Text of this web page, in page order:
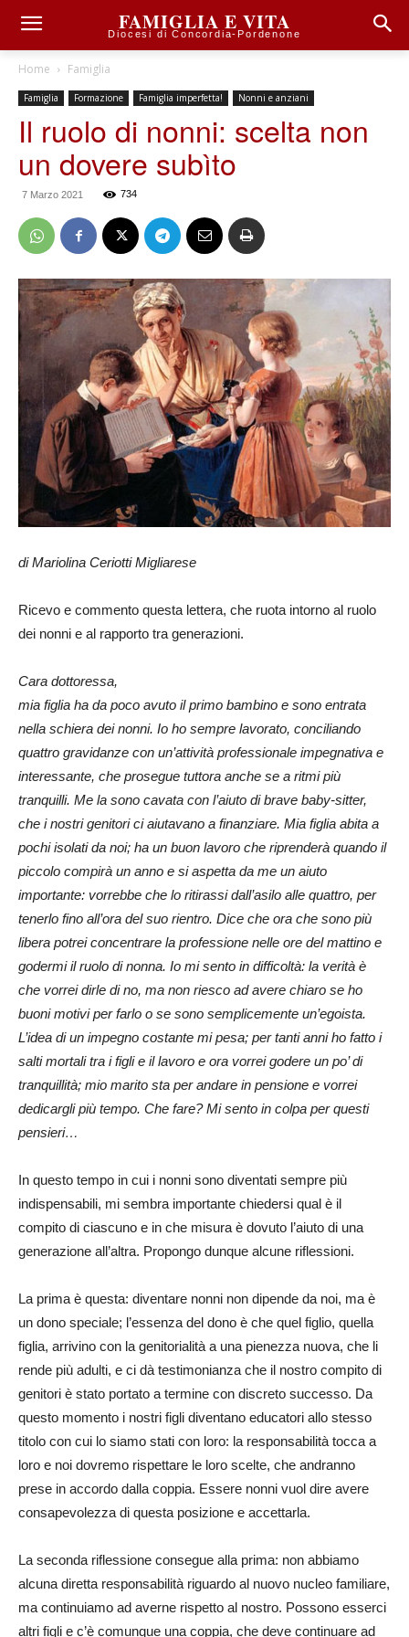
FAMIGLIA E VITA
Diocesi di Concordia-Pordenone
Home Famiglia
Famiglia Formazione Famiglia imperfetta! Nonni e anziani
Il ruolo di nonni: scelta non
un dovere subìto
7 Marzo 2021 734
di Mariolina Ceriotti Migliarese
Ricevo e commento questa lettera, che ruota intorno al ruolo
dei nonni e al rapporto tra generazioni.
Cara dottoressa,
mia figlia ha da poco avuto il primo bambino e sono entrata
nella schiera dei nonni. Io ho sempre lavorato, conciliando
quattro gravidanze con un’attività professionale impegnativa e
interessante, che prosegue tuttora anche se a ritmi più
tranquilli. Me la sono cavata con l’aiuto di brave baby-sitter,
che i nostri genitori ci aiutavano a finanziare. Mia figlia abita a
pochi isolati da noi; ha un buon lavoro che riprenderà quando il
piccolo compirà un anno e si aspetta da me un aiuto
importante: vorrebbe che lo ritirassi dall’asilo alle quattro, per
tenerlo fino all’ora del suo rientro. Dice che ora che sono più
libera potrei concentrare la professione nelle ore del mattino e
godermi il ruolo di nonna. Io mi sento in difficoltà: la verità è
che vorrei dirle di no, ma non riesco ad avere chiaro se ho
buoni motivi per farlo o se sono semplicemente un’egoista.
L’idea di un impegno costante mi pesa; per tanti anni ho fatto i
salti mortali tra i figli e il lavoro e ora vorrei godere un po’ di
tranquillità; mio marito sta per andare in pensione e vorrei
dedicargli più tempo. Che fare? Mi sento in colpa per questi
pensieri…
In questo tempo in cui i nonni sono diventati sempre più
indispensabili, mi sembra importante chiedersi qual è il
compito di ciascuno e in che misura è dovuto l’aiuto di una
generazione all’altra. Propongo dunque alcune riflessioni.
La prima è questa: diventare nonni non dipende da noi, ma è
un dono speciale; l’essenza del dono è che quel figlio, quella
figlia, arrivino con la genitorialità a una pienezza nuova, che li
rende più adulti, e ci dà testimonianza che il nostro compito di
genitori è stato portato a termine con discreto successo. Da
questo momento i nostri figli diventano educatori allo stesso
titolo con cui lo siamo stati con loro: la responsabilità tocca a
loro e noi dovremo rispettare le loro scelte, che andranno
prese in accordo dalla coppia. Essere nonni vuol dire avere
consapevolezza di questa posizione e accettarla.
La seconda riflessione consegue alla prima: non abbiamo
alcuna diretta responsabilità riguardo al nuovo nucleo familiare,
ma continuiamo ad averne rispetto al nostro. Possono esserci
altri figli e c’è comunque una coppia, che deve continuare ad